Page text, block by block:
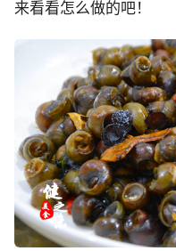
来看看怎么做的吧！